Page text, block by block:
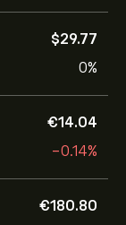
‎$‎29.77
0%
‎€‎14.04
-0.14%
‎€‎180.80